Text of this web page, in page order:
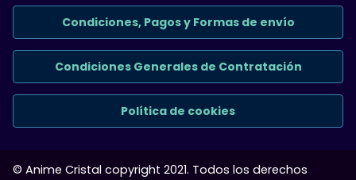
Condiciones, Pagos y Formas de envío
Condiciones Generales de Contratación
Política de cookies
© Anime Cristal copyright 2021. Todos los derechos